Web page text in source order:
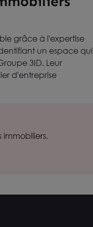
grâce à l'expertise
un espace qui
3ID. Leur
d'entreprise